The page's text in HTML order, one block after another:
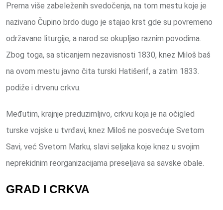
Prema više zabeleženih svedočenja, na tom mestu koje je
nazivano Čupino brdo dugo je stajao krst gde su povremeno
održavane liturgije, a narod se okupljao raznim povodima.
Zbog toga, sa sticanjem nezavisnosti 1830, knez Miloš baš
na ovom mestu javno čita turski Hatišerif, a zatim 1833.
podiže i drvenu crkvu.
Međutim, krajnje preduzimljivo, crkvu koja je na očigled
turske vojske u tvrđavi, knez Miloš ne posvećuje Svetom
Savi, već Svetom Marku, slavi seljaka koje knez u svojim
neprekidnim reorganizacijama preseljava sa savske obale.
GRAD I CRKVA